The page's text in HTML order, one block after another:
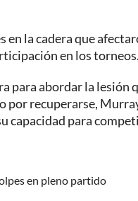
la cadera que
en los torneos.
para abordar la lesión
por recuperarse,
capacidad para
en pleno partido